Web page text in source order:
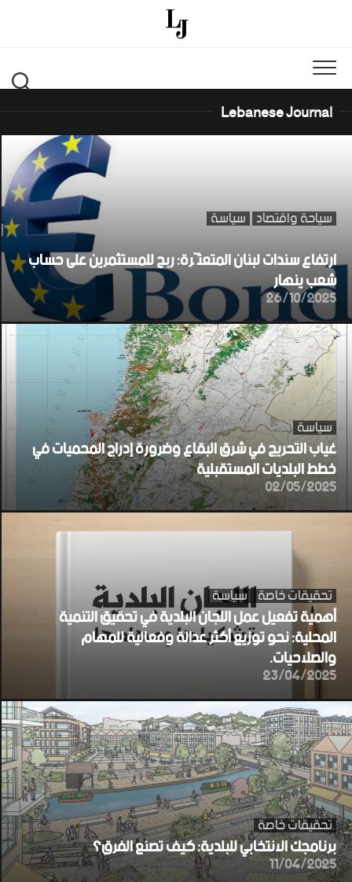
Lebanese Journal
سياحة واقتصاد سياسة
ارتفاع سندات لبنان المتعثّرة: ربح للمستثمرين على حساب
شعب ينهار
26/10/2025
سياسة
غياب التحريج في شرق البقاع وضرورة إدراج المحميات في
خطط البلديات المستقبلية
02/05/2025
تحقيقات خاصة سياسة
أهمية تفعيل عمل اللجان البلدية في تحقيق التنمية
المحلية: نحو توزيع أكثر عدالة وفعالية للمهام
والصلاحيات.
23/04/2025
تحقيقات خاصة
برنامجك الانتخابي للبلدية: كيف تصنع الفرق؟
11/04/2025